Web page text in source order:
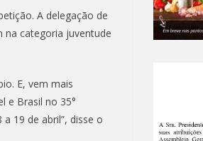
A delegação de
na categoria juventude
E, vem mais
e Brasil no 35°
19 de abril”, disse o